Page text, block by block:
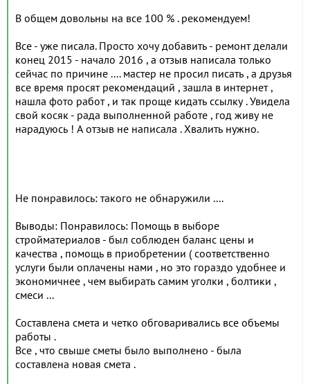
В общем довольны на все 100 % . рекомендуем!
Все - уже писала. Просто хочу добавить - ремонт делали
конец 2015 - начало 2016 , а отзыв написала только
сейчас по причине .... мастер не просил писать , а друзья
все время просят рекомендаций , зашла в интернет ,
нашла фото работ , и так проще кидать ссылку . Увидела
свой косяк - рада выполненной работе , год живу не
нарадуюсь ! А отзыв не написала . Хвалить нужно.
Не понравилось: такого не обнаружили ....
Выводы: Понравилось: Помощь в выборе
стройматериалов - был соблюден баланс цены и
качества , помощь в приобретении ( соответственно
услуги были оплачены нами , но это гораздо удобнее и
экономичнее , чем выбирать самим уголки , болтики ,
смеси ...
Составлена смета и четко обговаривались все объемы
работы .
Все , что свыше сметы было выполнено - была
составлена новая смета .